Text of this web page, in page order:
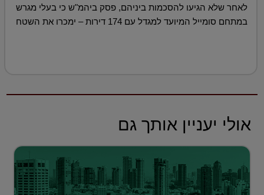
לאחר שלא הגיעו להסכמות ביניהם, פסק ביהמ"ש כי בעלי מגרש
במתחם סומייל המיועד למגדל עם 174 דירות – ימכרו את השטח
אולי יעניין אותך גם